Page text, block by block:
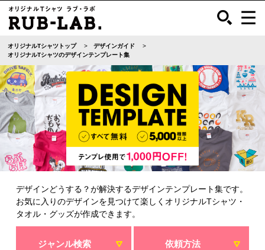
オリジナルTシャツトップ
デザインガイド
オリジナルTシャツのデザインテンプレート集
デザインどうする？が解決するデザインテンプレート集です。
お気に入りのデザインを見つけて楽しくオリジナルTシャツ・
タオル・グッズが作成できます。
ジャンル検索 依頼方法